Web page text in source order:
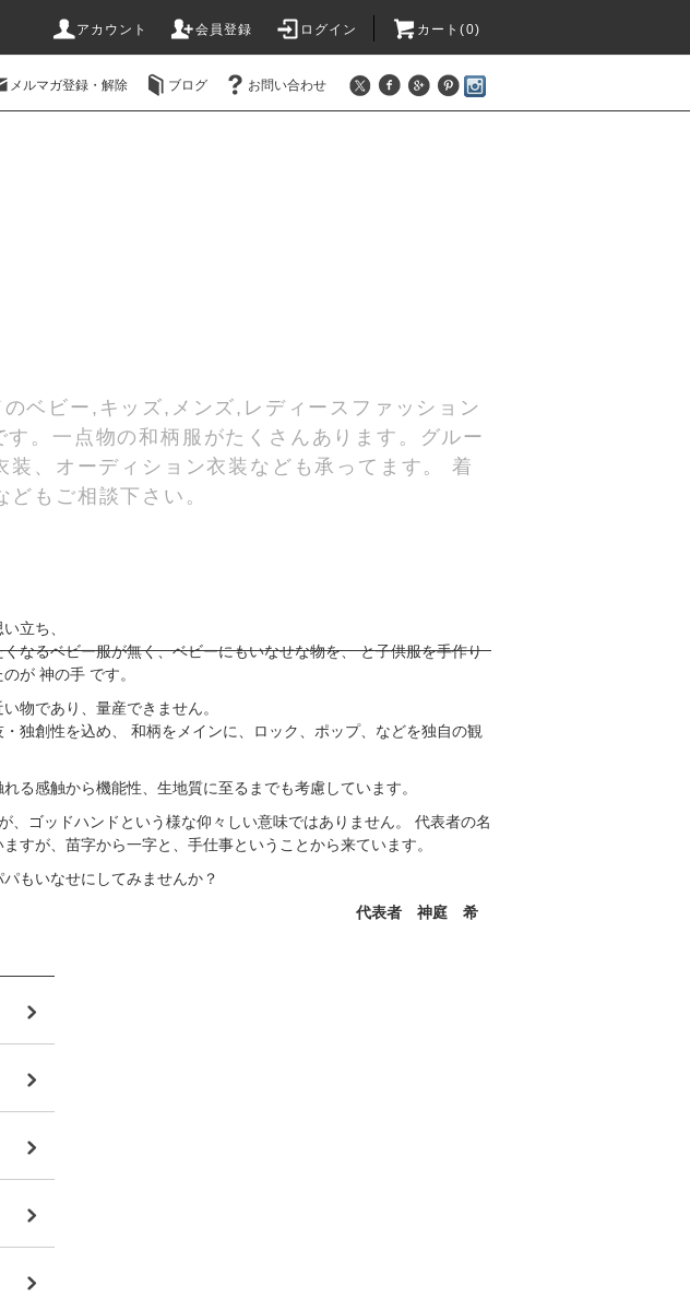
アカウント 会員登録 ログイン カート(0)
メルマガ登録・解除 ブログ お問い合わせ
ベビー,キッズ,メンズ,レディースファッション
。一点物の和柄服がたくさんあります。グルー
、オーディション衣装なども承ってます。 着
もご相談下さい。
立ち、
なるベビー服が無く、ベビーにもいなせな物を、 と子供服を手作り
が 神の手 です。
物であり、量産できません。
独創性を込め、 和柄をメインに、ロック、ポップ、などを独自の観
る感触から機能性、生地質に至るまでも考慮しています。
、ゴッドハンドという様な仰々しい意味ではありません。 代表者の名
すが、苗字から一字と、手仕事ということから来ています。
もいなせにしてみませんか？
代表者 神庭 希